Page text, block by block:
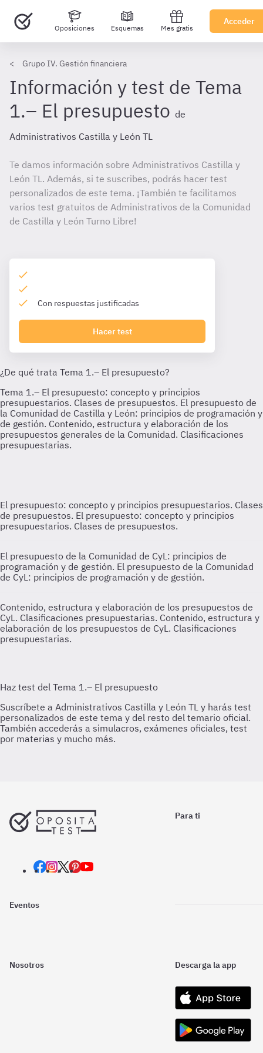
Oposiciones Esquemas Mes gratis
Acceder
Grupo IV. Gestión financiera
Información y test de Tema
1.– El presupuesto de
Administrativos Castilla y León TL
Te damos información sobre Administrativos Castilla y
León TL. Además, si te suscribes, podrás hacer test
personalizados de este tema. ¡También te facilitamos
varios test gratuitos de Administrativos de la Comunidad
de Castilla y León Turno Libre!
Con respuestas justificadas
Hacer test
El presupuesto: concepto y principios presupuestarios. Clases
de presupuestos. El presupuesto: concepto y principios
presupuestarios. Clases de presupuestos.
El presupuesto de la Comunidad de CyL: principios de
programación y de gestión. El presupuesto de la Comunidad
de CyL: principios de programación y de gestión.
Contenido, estructura y elaboración de los presupuestos de
CyL. Clasificaciones presupuestarias. Contenido, estructura y
elaboración de los presupuestos de CyL. Clasificaciones
presupuestarias.
Para ti
Eventos
Nosotros Descarga la app